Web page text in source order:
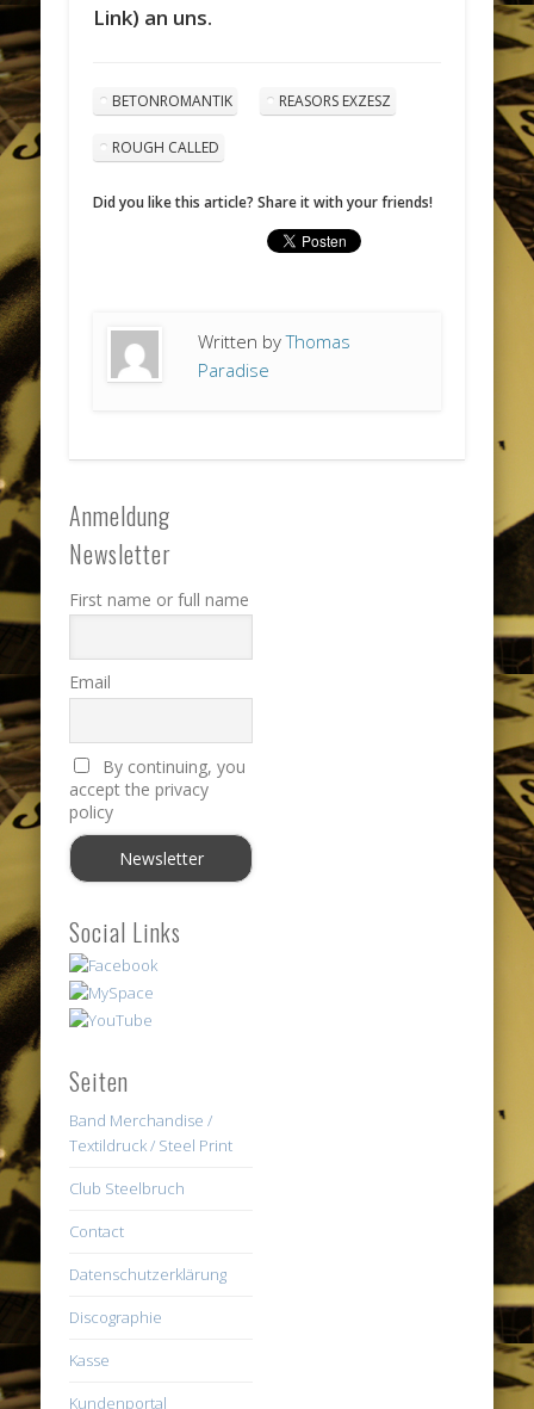
Link) an uns.
BETONROMANTIK REASORS EXZESZ
ROUGH CALLED
Did you like this article? Share it with your friends!
Written byThomas
Paradise
Anmeldung
Newsletter
First name or full name
Email
By continuing, you
accept the privacy
policy
Social Links
Seiten
Band Merchandise /
Textildruck / Steel Print
Club Steelbruch
Contact
Datenschutzerklärung
Discographie
Kasse
Kundenportal